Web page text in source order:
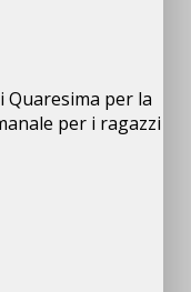
Quaresima per la
per i ragazzi